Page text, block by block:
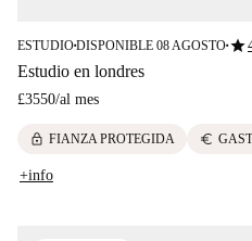
ESTUDIO■DISPONIBLE 08 AGOSTO■star
Estudio en londres
£3550/al mes
lock FIANZA PROTEGIDA euro
+info